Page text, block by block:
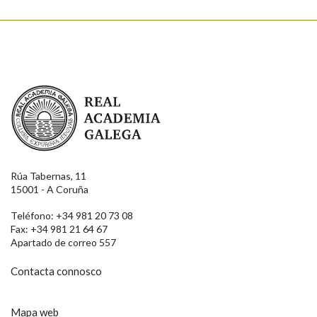
Real Academia Galega
Rúa Tabernas, 11
15001 - A Coruña
Teléfono: +34 981 20 73 08
Fax: +34 981 21 64 67
Apartado de correo 557
Contacta connosco
Mapa web